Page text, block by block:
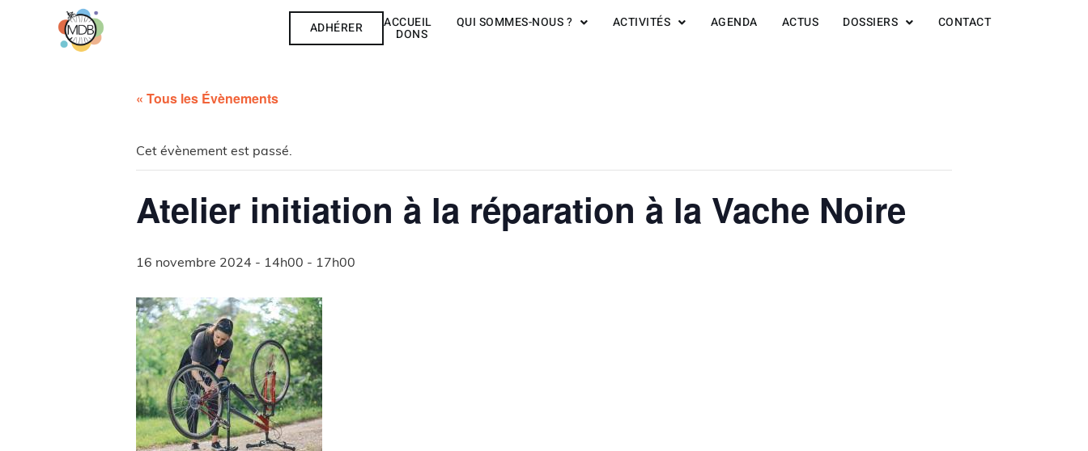
ADHÉRER ACCUEIL QUI SOMMES-NOUS ? ACTIVITÉS AGENDA ACTUS DOSSIERS CONTACT
DONS
« Tous les Évènements
Cet évènement est passé.
Atelier initiation à la réparation à la Vache Noire
16 novembre 2024 - 14h00 - 17h00